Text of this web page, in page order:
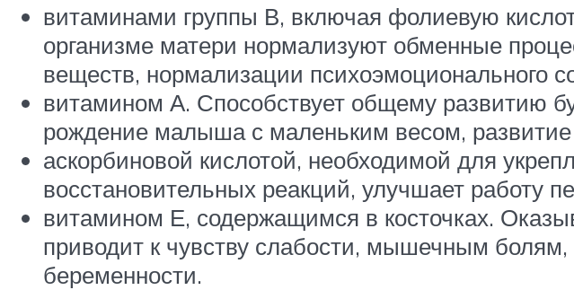
витаминами группы В, включая фолиевую
организме матери нормализуют обменные
веществ, нормализации психоэмоционального
витамином А. Способствует общему развитию
рождение малыша с маленьким весом,
аскорбиновой кислотой, необходимой для
восстановительных реакций, улучшает работу
витамином Е, содержащимся в косточках.
приводит к чувству слабости, мышечным
беременности.